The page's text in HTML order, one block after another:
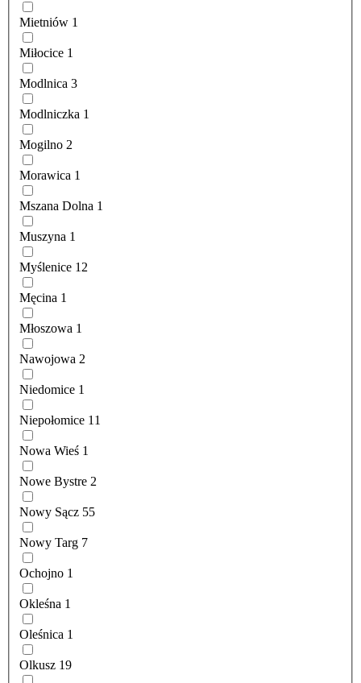
Mietniów 1
Miłocice 1
Modlnica 3
Modlniczka 1
Mogilno 2
Morawica 1
Mszana Dolna 1
Muszyna 1
Myślenice 12
Męcina 1
Młoszowa 1
Nawojowa 2
Niedomice 1
Niepołomice 11
Nowa Wieś 1
Nowe Bystre 2
Nowy Sącz 55
Nowy Targ 7
Ochojno 1
Okleśna 1
Oleśnica 1
Olkusz 19